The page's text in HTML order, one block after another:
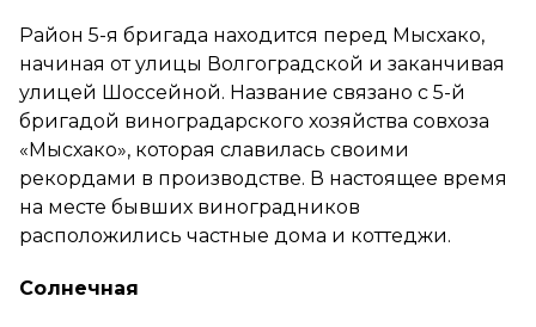
Район 5-я бригада находится перед Мысхако,
начиная от улицы Волгоградской и заканчивая
улицей Шоссейной. Название связано с 5-й
бригадой виноградарского хозяйства совхоза
«Мысхако», которая славилась своими
рекордами в производстве. В настоящее время
на месте бывших виноградников
расположились частные дома и коттеджи.
Солнечная